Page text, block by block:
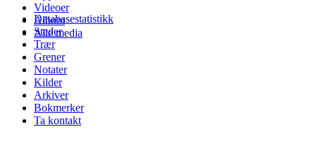
Videoer
Album
Alle media
Databasestatistikk
Steder
Trær
Grener
Notater
Kilder
Arkiver
Bokmerker
Ta kontakt